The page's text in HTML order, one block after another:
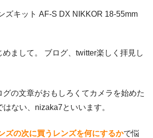
ズキット AF-S DX NIKKOR 18-55mm
まして。 ブログ、twitter楽しく拝見し
の文章がおもしろくてカメラを始めた
ない、nizaka7といいます。
ズの次に買うレンズを何にするかで悩